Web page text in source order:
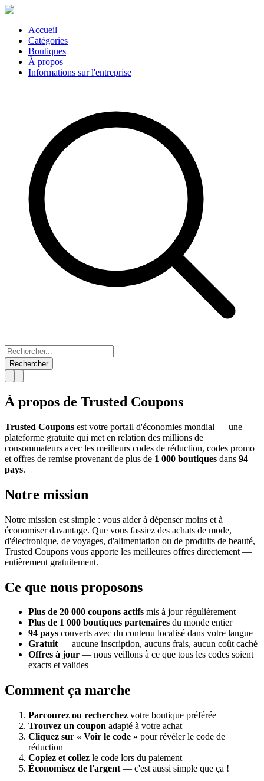
Accueil
Catégories
Boutiques
À propos
Informations sur l'entreprise
Rechercher
À propos de Trusted Coupons
Trusted Coupons est votre portail d'économies mondial — une
plateforme gratuite qui met en relation des millions de
consommateurs avec les meilleurs codes de réduction, codes promo
et offres de remise provenant de plus de 1 000 boutiques dans 94
pays.
Notre mission
Notre mission est simple : vous aider à dépenser moins et à
économiser davantage. Que vous fassiez des achats de mode,
d'électronique, de voyages, d'alimentation ou de produits de beauté,
Trusted Coupons vous apporte les meilleures offres directement —
entièrement gratuitement.
Ce que nous proposons
Plus de 20 000 coupons actifs mis à jour régulièrement
Plus de 1 000 boutiques partenaires du monde entier
94 pays couverts avec du contenu localisé dans votre langue
Gratuit— aucune inscription, aucuns frais, aucun coût caché
Offres à jour — nous veillons à ce que tous les codes soient
exacts et valides
Comment ça marche
Parcourez ou recherchez votre boutique préférée
Trouvez un coupon adapté à votre achat
Cliquez sur « Voir le code » pour révéler le code de
réduction
Copiez et collez le code lors du paiement
Économisez de l'argent — c'est aussi simple que ça !